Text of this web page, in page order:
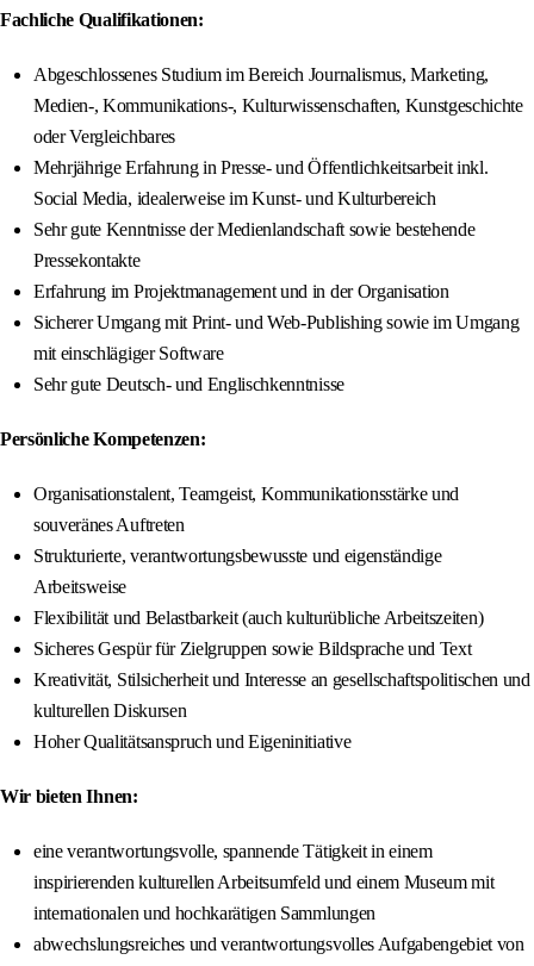
Fachliche Qualifikationen:
Abgeschlossenes Studium im Bereich Journalismus, Marketing,
Medien-, Kommunikations-, Kulturwissenschaften, Kunstgeschichte
oder Vergleichbares
Mehrjährige Erfahrung in Presse- und Öffentlichkeitsarbeit inkl.
Social Media, idealerweise im Kunst- und Kulturbereich
Sehr gute Kenntnisse der Medienlandschaft sowie bestehende
Pressekontakte
Erfahrung im Projektmanagement und in der Organisation
Sicherer Umgang mit Print- und Web-Publishing sowie im Umgang
mit einschlägiger Software
Sehr gute Deutsch- und Englischkenntnisse
Persönliche Kompetenzen:
Organisationstalent, Teamgeist, Kommunikationsstärke und
souveränes Auftreten
Strukturierte, verantwortungsbewusste und eigenständige
Arbeitsweise
Flexibilität und Belastbarkeit (auch kulturübliche Arbeitszeiten)
Sicheres Gespür für Zielgruppen sowie Bildsprache und Text
Kreativität, Stilsicherheit und Interesse an gesellschaftspolitischen und
kulturellen Diskursen
Hoher Qualitätsanspruch und Eigeninitiative
Wir bieten Ihnen:
eine verantwortungsvolle, spannende Tätigkeit in einem
inspirierenden kulturellen Arbeitsumfeld und einem Museum mit
internationalen und hochkarätigen Sammlungen
abwechslungsreiches und verantwortungsvolles Aufgabengebiet von